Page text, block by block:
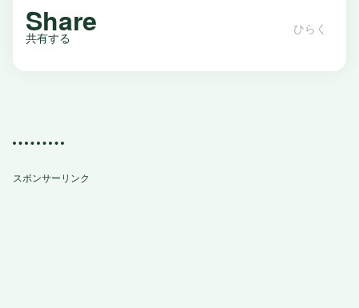
Share
共有する
スポンサーリンク